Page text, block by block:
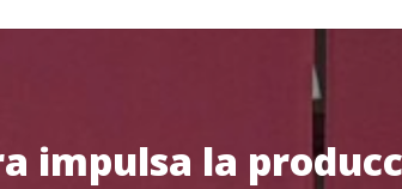
impulsa la